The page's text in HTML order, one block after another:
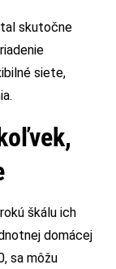
skutočne
siete,
škálu ich
domácej
sa môžu